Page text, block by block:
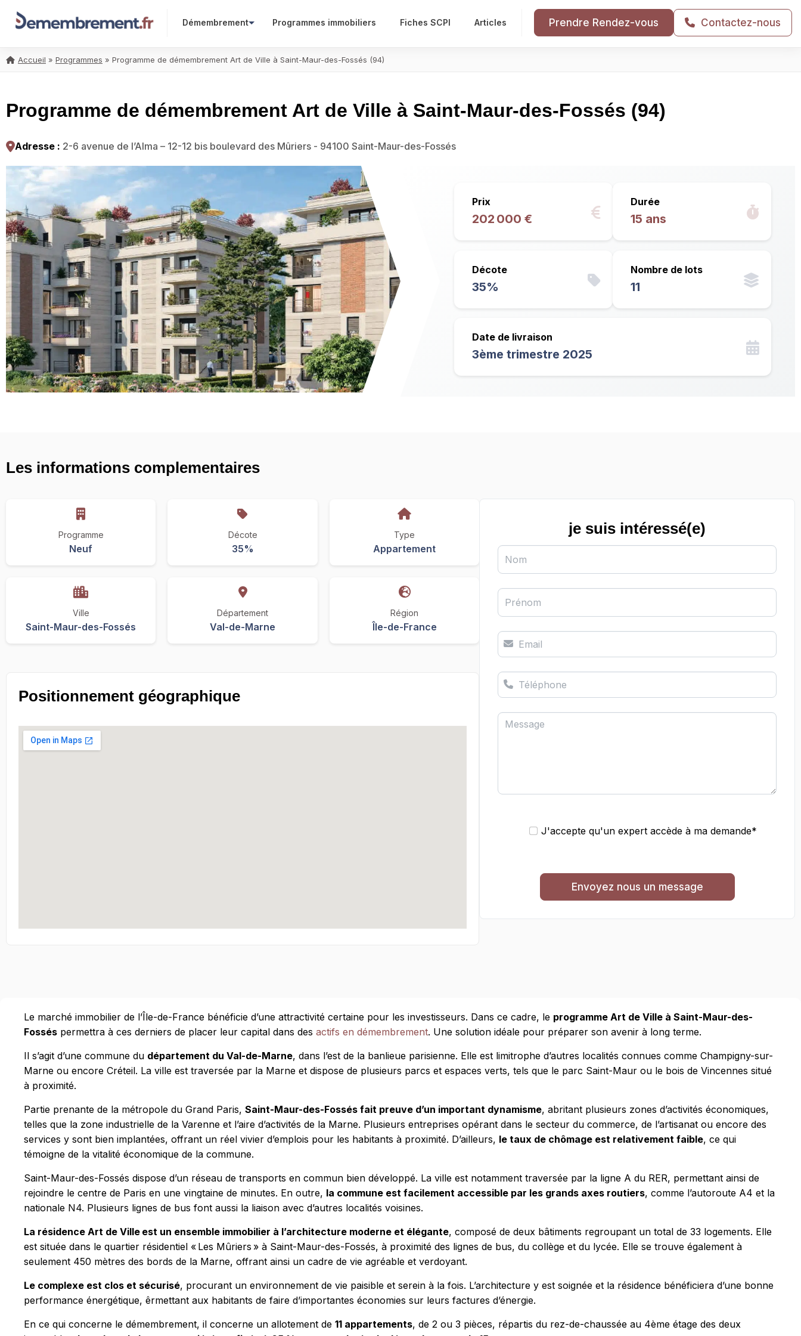
Démembrement Programmes immobiliers Fiches SCPI Articles Prendre Rendez-vous Contactez-nous
Accueil » Programmes » Programme de démembrement Art de Ville à Saint-Maur-des-Fossés (94)
Programme de démembrement Art de Ville à Saint-Maur-des-Fossés (94)
Adresse : 2-6 avenue de l’Alma – 12-12 bis boulevard des Mûriers - 94100 Saint-Maur-des-Fossés
Prix
202 000 €
Durée
15 ans
Décote
35%
Nombre de lots
11
Date de livraison
3ème trimestre 2025
Les informations complementaires
Programme
Neuf
Décote
35%
Type
Appartement
Ville
Saint-Maur-des-Fossés
Département
Val-de-Marne
Région
Île-de-France
Positionnement géographique
je suis intéressé(e)
Nom
Prénom
Email
Téléphone
Message
J'accepte qu'un expert accède à ma demande*
Envoyez nous un message
Le marché immobilier de l’Île-de-France bénéficie d’une attractivité certaine pour les investisseurs. Dans ce cadre, le programme Art de Ville à Saint-Maur-des-
Fossés permettra à ces derniers de placer leur capital dans des actifs en démembrement. Une solution idéale pour préparer son avenir à long terme.
Il s’agit d’une commune du département du Val-de-Marne, dans l’est de la banlieue parisienne. Elle est limitrophe d’autres localités connues comme Champigny-sur-
Marne ou encore Créteil. La ville est traversée par la Marne et dispose de plusieurs parcs et espaces verts, tels que le parc Saint-Maur ou le bois de Vincennes situé
à proximité.
Partie prenante de la métropole du Grand Paris, Saint-Maur-des-Fossés fait preuve d’un important dynamisme, abritant plusieurs zones d’activités économiques,
telles que la zone industrielle de la Varenne et l’aire d’activités de la Marne. Plusieurs entreprises opérant dans le secteur du commerce, de l’artisanat ou encore des
services y sont bien implantées, offrant un réel vivier d’emplois pour les habitants à proximité. D’ailleurs, le taux de chômage est relativement faible, ce qui
témoigne de la vitalité économique de la commune.
Saint-Maur-des-Fossés dispose d’un réseau de transports en commun bien développé. La ville est notamment traversée par la ligne A du RER, permettant ainsi de
rejoindre le centre de Paris en une vingtaine de minutes. En outre, la commune est facilement accessible par les grands axes routiers, comme l’autoroute A4 et la
nationale N4. Plusieurs lignes de bus font aussi la liaison avec d’autres localités voisines.
La résidence Art de Ville est un ensemble immobilier à l’architecture moderne et élégante, composé de deux bâtiments regroupant un total de 33 logements. Elle
est située dans le quartier résidentiel « Les Mûriers » à Saint-Maur-des-Fossés, à proximité des lignes de bus, du collège et du lycée. Elle se trouve également à
seulement 450 mètres des bords de la Marne, offrant ainsi un cadre de vie agréable et verdoyant.
Le complexe est clos et sécurisé, procurant un environnement de vie paisible et serein à la fois. L’architecture y est soignée et la résidence bénéficiera d’une bonne
performance énergétique, êrmettant aux habitants de faire d’importantes économies sur leurs factures d’énergie.
En ce qui concerne le démembrement, il concerne un allotement de 11 appartements, de 2 ou 3 pièces, répartis du rez-de-chaussée au 4ème étage des deux